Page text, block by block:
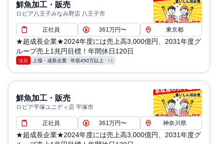
鮮魚加工・販売
ロピア八王子みなみ野店 八王子市
正社員 361万円〜 東京都
★超成長企業★2024年度には売上高3,000億円、2031年度グ
ループ売上1兆円目標！年間休日120日
注目 上場・成長企業 年収450万以上 +1
鮮魚加工・販売
ロピア平塚ユニディ店 平塚市
正社員 361万円〜 神奈川県
★超成長企業★2024年度には売上高3,000億円、2031年度グ